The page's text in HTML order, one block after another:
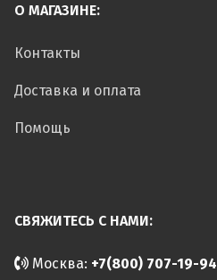
О МАГАЗИНЕ:
Контакты
Доставка и оплата
Помощь
СВЯЖИТЕСЬ С НАМИ:
Москва: +7(800) 707-19-94